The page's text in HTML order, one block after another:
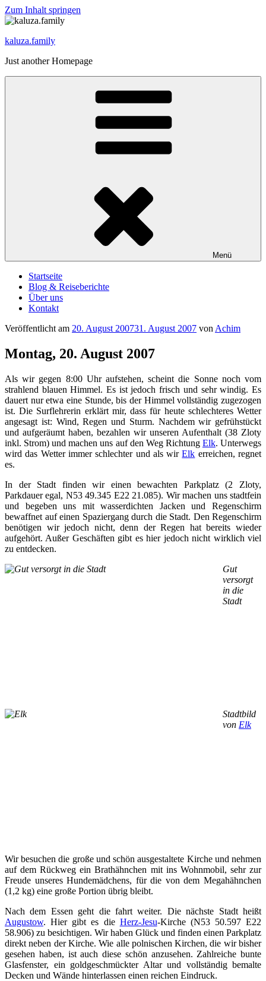
Zum Inhalt springen
kaluza.family
Just another Homepage
Menü
Startseite
Blog & Reiseberichte
Über uns
Kontakt
Veröffentlicht am 20. August 200731. August 2007 von Achim
Montag, 20. August 2007
Als wir gegen 8:00 Uhr aufstehen, scheint die Sonne noch vom
strahlend blauen Himmel. Es ist jedoch frisch und sehr windig. Es
dauert nur etwa eine Stunde, bis der Himmel vollständig zugezogen
ist. Die Surflehrerin erklärt mir, dass für heute schlechteres Wetter
angesagt ist: Wind, Regen und Sturm. Nachdem wir gefrühstückt
und aufgeräumt haben, bezahlen wir unseren Aufenthalt (38 Zloty
inkl. Strom) und machen uns auf den Weg Richtung Elk. Unterwegs
wird das Wetter immer schlechter und als wirElk erreichen, regnet
es.
In der Stadt finden wir einen bewachten Parkplatz (2 Zloty,
Parkdauer egal, N53 49.345 E22 21.085). Wir machen uns stadtfein
und begeben uns mit wasserdichten Jacken und Regenschirm
bewaffnet auf einen Spaziergang durch die Stadt. Den Regenschirm
benötigen wir jedoch nicht, denn der Regen hat bereits wieder
aufgehört. Außer Geschäften gibt es hier jedoch nicht wirklich viel
zu entdecken.
Gut
versorgt
in die
Stadt
Stadtbild
von Elk
Wir besuchen die große und schön ausgestaltete Kirche und nehmen
auf dem Rückweg ein Brathähnchen mit ins Wohnmobil, sehr zur
Freude unseres Hundemädchens, für die von dem Megahähnchen
(1,2 kg) eine große Portion übrig bleibt.
Nach dem Essen geht die fahrt weiter. Die nächste Stadt heißt
Augustow. Hier gibt es die Herz-Jesu-Kirche (N53 50.597 E22
58.906) zu besichtigen. Wir haben Glück und finden einen Parkplatz
direkt neben der Kirche. Wie alle polnischen Kirchen, die wir bisher
gesehen haben, ist auch diese schön anzusehen. Zahlreiche bunte
Glasfenster, ein goldgeschmückter Altar und vollständig bemalte
Decken und Wände hinterlassen einen reichen Eindruck.